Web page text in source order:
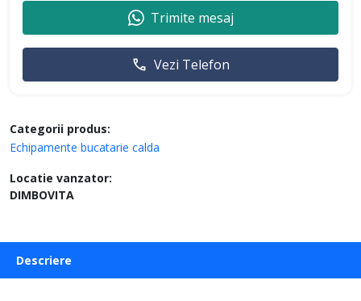
Categorii produs:
Echipamente bucatarie calda
Locatie vanzator:
DIMBOVITA
Trimite mesaj
Vezi Telefon
Descriere